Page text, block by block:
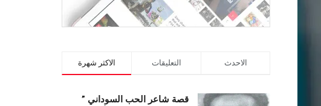
الاكثر شهرة التعليقات الاحدث
قصة شاعر الحب السوداني ”